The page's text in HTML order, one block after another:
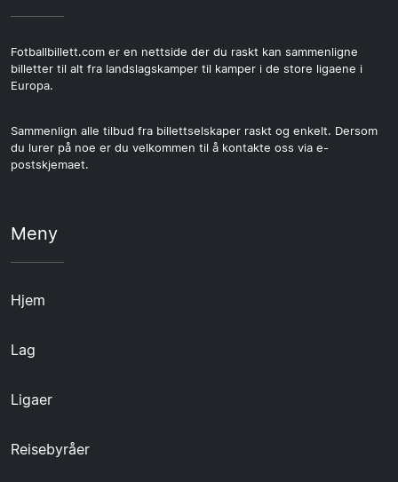
Fotballbillett.com er en nettside der du raskt kan sammenligne
billetter til alt fra landslagskamper til kamper i de store ligaene i
Europa.
Sammenlign alle tilbud fra billettselskaper raskt og enkelt. Dersom
du lurer på noe er du velkommen til å kontakte oss via e-
postskjemaet.
Meny
Hjem
Lag
Ligaer
Reisebyråer